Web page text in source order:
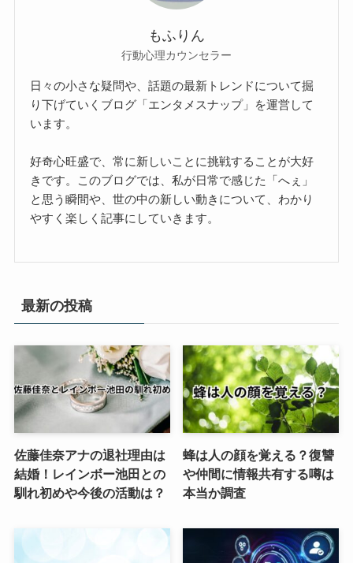
もふりん
行動心理カウンセラー
日々の小さな疑問や、話題の最新トレンドについて掘
り下げていくブログ「エンタメスナップ」を運営して
います。
好奇心旺盛で、常に新しいことに挑戦することが大好
きです。このブログでは、私が日常で感じた「へぇ」
と思う瞬間や、世の中の新しい動きについて、わかり
やすく楽しく記事にしていきます。
最新の投稿
佐藤佳奈アナの退社理由は
結婚！レインボー池田との
馴れ初めや今後の活動は？
蜂は人の顔を覚える？復讐
や仲間に情報共有する噂は
本当か調査